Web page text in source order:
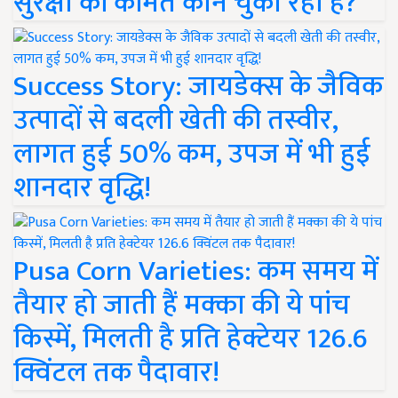
Success Story: जायडेक्स के जैविक
उत्पादों से बदली खेती की तस्वीर,
लागत हुई 50% कम, उपज में भी हुई
शानदार वृद्धि!
Pusa Corn Varieties: कम समय में
तैयार हो जाती हैं मक्का की ये पांच
किस्में, मिलती है प्रति हेक्टेयर 126.6
क्विंटल तक पैदावार!